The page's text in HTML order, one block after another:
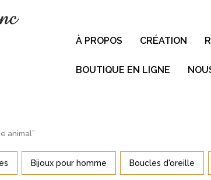
À PROPOS CRÉATION
BOUTIQUE EN LIGNE
animal”
Bijoux pour homme Boucles d'oreille